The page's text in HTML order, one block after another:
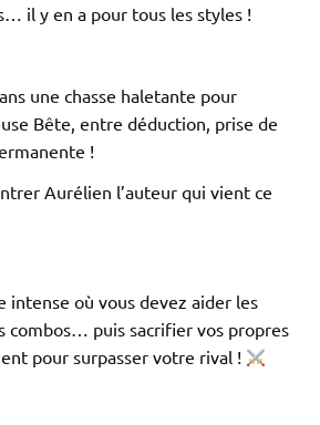
il y en a pour tous les styles !
une chasse haletante pour
Bête, entre déduction, prise de
!
Aurélien l’auteur qui vient ce
intense où vous devez aider les
combos… puis sacrifier vos propres
pour surpasser votre rival !